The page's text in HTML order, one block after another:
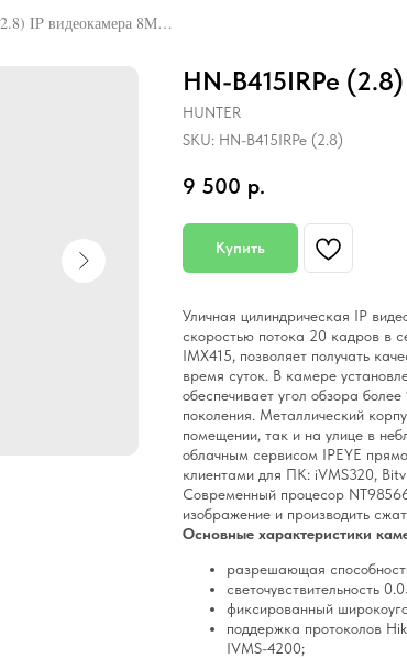
HN-B415IRPe (2.8) IP видеокамера 8Mp Hunter
HN-B415IRPe
HUNTER
SKU: HN-B415IRPe (2.8)
9 500 р.
Купить
Уличная цилиндрическая IP
скоростью потока 20 кадров в
IMX415, позволяет получать
время суток. В камере
обеспечивает угол обзора
поколения. Металлический
помещении, так и на улице в
облачным сервисом IPEYE
клиентами для ПК: iVMS320,
Современный процесор
изображение и производить
Основные характеристики
разрешающая
светочувствительность
фиксированный
поддержка протоколов
IVMS-4200;